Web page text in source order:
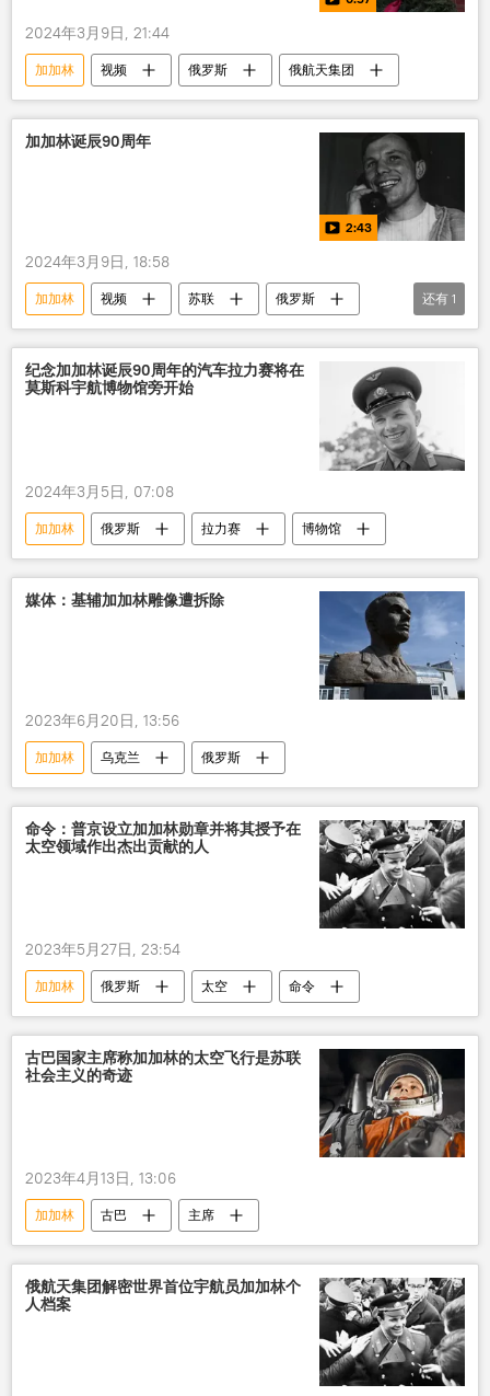
2024年3月9日, 21:44
加加林 视频 俄罗斯 俄航天集团
加加林诞辰90周年
2:43
2024年3月9日, 18:58
加加林 视频 苏联
俄罗斯
历史
还有 1
纪念加加林诞辰90周年的汽车拉力赛将在
莫斯科宇航博物馆旁开始
2024年3月5日, 07:08
加加林 俄罗斯 拉力赛 博物馆
媒体：基辅加加林雕像遭拆除
2023年6月20日, 13:56
加加林 乌克兰 俄罗斯
命令：普京设立加加林勋章并将其授予在
太空领域作出杰出贡献的人
2023年5月27日, 23:54
加加林 俄罗斯 太空 命令
古巴国家主席称加加林的太空飞行是苏联
社会主义的奇迹
2023年4月13日, 13:06
加加林 古巴 主席
俄航天集团解密世界首位宇航员加加林个
人档案